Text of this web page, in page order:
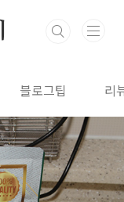
블로그팁 리